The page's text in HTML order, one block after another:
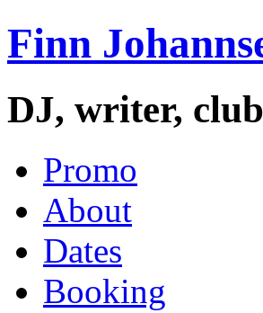
Finn
DJ, writer,
Promo
About
Dates
Booking